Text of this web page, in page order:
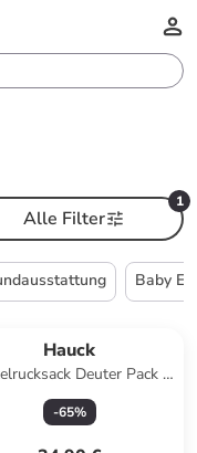
1
Alle Filter
Baby
Hauck
Deuter Pack N
Walk in beige
-65%